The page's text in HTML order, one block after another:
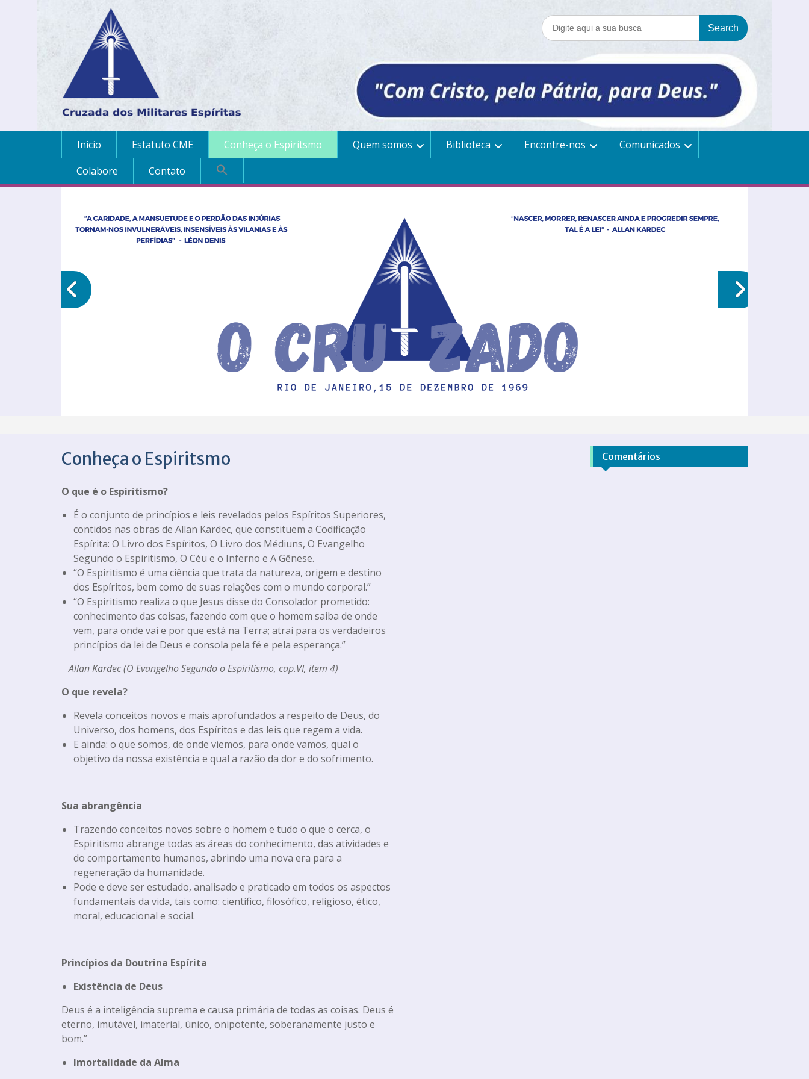
Início Estatuto CME Conheça o Espiritsmo Quem somos Biblioteca Encontre-nos
Comunicados
Colabore
Contato
Conheça o Espiritsmo
O que é o Espiritismo?
É o conjunto de princípios e leis revelados pelos Espíritos Superiores,
contidos nas obras de Allan Kardec, que constituem a Codificação
Espírita: O Livro dos Espíritos, O Livro dos Médiuns, O Evangelho
Segundo o Espiritismo, O Céu e o Inferno e A Gênese.
“O Espiritismo é uma ciência que trata da natureza, origem e destino
dos Espíritos, bem como de suas relações com o mundo corporal.”
“O Espiritismo realiza o que Jesus disse do Consolador prometido:
conhecimento das coisas, fazendo com que o homem saiba de onde
vem, para onde vai e por que está na Terra; atrai para os verdadeiros
princípios da lei de Deus e consola pela fé e pela esperança.”
Allan Kardec (O Evangelho Segundo o Espiritismo, cap.VI, item 4)
O que revela?
Revela conceitos novos e mais aprofundados a respeito de Deus, do
Universo, dos homens, dos Espíritos e das leis que regem a vida.
E ainda: o que somos, de onde viemos, para onde vamos, qual o
objetivo da nossa existência e qual a razão da dor e do sofrimento.
Sua abrangência
Trazendo conceitos novos sobre o homem e tudo o que o cerca, o
Espiritismo abrange todas as áreas do conhecimento, das atividades e
do comportamento humanos, abrindo uma nova era para a
regeneração da humanidade.
Pode e deve ser estudado, analisado e praticado em todos os aspectos
fundamentais da vida, tais como: científico, filosófico, religioso, ético,
moral, educacional e social.
Princípios da Doutrina Espírita
Existência de Deus
Deus é a inteligência suprema e causa primária de todas as coisas. Deus é
eterno, imutável, imaterial, único, onipotente, soberanamente justo e
bom.”
Imortalidade da Alma
Comentários